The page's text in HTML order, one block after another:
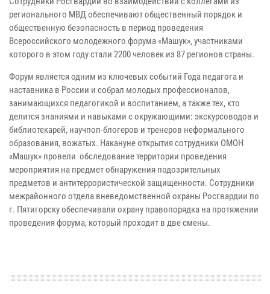
регионального МВД обеспечивают общественный порядок и
общественную безопасность в период проведения
Всероссийского молодежного форума «Машук», участниками
которого в этом году стали 2200 человек из 87 регионов страны.
Форум является одним из ключевых событий Года педагога и
наставника в России и собрал молодых профессионалов,
занимающихся педагогикой и воспитанием, а также тех, кто
делится знаниями и навыками с окружающими: экскурсоводов и
библиотекарей, научпоп-блогеров и тренеров неформального
образования, вожатых. Накануне открытия сотрудники ОМОН
«Машук» провели обследование территории проведения
мероприятия на предмет обнаружения подозрительных
предметов и антитеррористической защищенности. Сотрудники
межрайонного отдела вневедомственной охраны Росгвардии по
г. Пятигорску обеспечивали охрану правопорядка на протяжении
проведения форума, который проходит в две смены.